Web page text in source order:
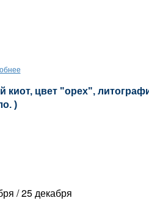
цвет "орех",
)
/ 25 декабря